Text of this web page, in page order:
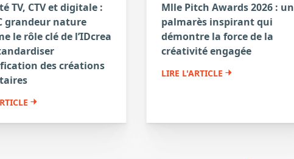
TV, CTV et digitale :
grandeur nature
le rôle clé de l’IDcrea
des créations
Mlle Pitch Awards 2026 : un
palmarès inspirant qui
démontre la force de la
créativité engagée
LIRE L'ARTICLE